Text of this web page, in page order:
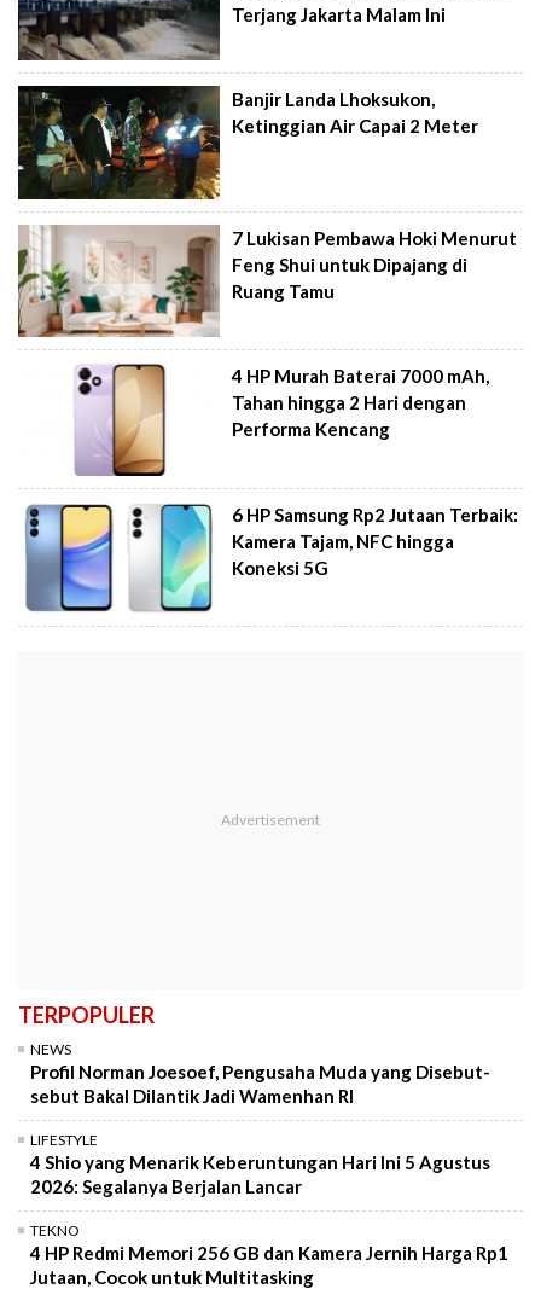
Terjang Jakarta Malam Ini
Banjir Landa Lhoksukon,
Ketinggian Air Capai 2 Meter
7 Lukisan Pembawa Hoki Menurut
Feng Shui untuk Dipajang di
Ruang Tamu
4 HP Murah Baterai 7000 mAh,
Tahan hingga 2 Hari dengan
Performa Kencang
6 HP Samsung Rp2 Jutaan Terbaik:
Kamera Tajam, NFC hingga
Koneksi 5G
TERPOPULER
NEWS
Profil Norman Joesoef, Pengusaha Muda yang Disebut-
sebut Bakal Dilantik Jadi Wamenhan RI
LIFESTYLE
4 Shio yang Menarik Keberuntungan Hari Ini 5 Agustus
2026: Segalanya Berjalan Lancar
TEKNO
4 HP Redmi Memori 256 GB dan Kamera Jernih Harga Rp1
Jutaan, Cocok untuk Multitasking